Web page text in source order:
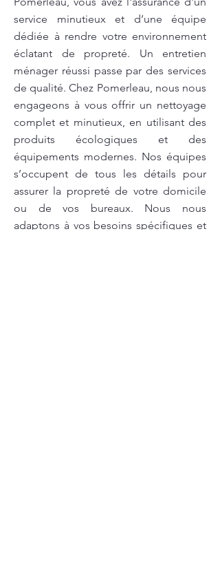
service minutieux et d’une équipe
dédiée à rendre votre environnement
éclatant de propreté. Un entretien
ménager réussi passe par des services
de qualité. Chez Pomerleau, nous nous
engageons à vous offrir un nettoyage
complet et minutieux, en utilisant des
produits écologiques et des
équipements modernes. Nos équipes
s’occupent de tous les détails pour
assurer la propreté de votre domicile
ou de vos bureaux. Nous nous
adaptons à vos besoins spécifiques et